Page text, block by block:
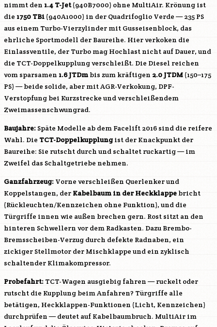
nimmt den 1.4 T-Jet(940B7000) ohne MultiAir. Krönung ist
die 1750 TBi (940A1000) in der Quadrifoglio Verde — 235 PS
aus einem Turbo-Vierzylinder mit Gusseisenblock, das
ehrliche Sportmodell der Baureihe. Hier verkoken die
Einlassventile, der Turbo mag Hochlast nicht auf Dauer, und
die TCT-Doppelkupplung verschleißt. Die Diesel reichen
vom sparsamen 1.6 JTDm bis zum kräftigen 2.0 JTDM (150–175
PS) — beide solide, aber mit AGR-Verkokung, DPF-
Verstopfung bei Kurzstrecke und verschleißendem
Zweimassenschwungrad.
Baujahre: Späte Modelle ab dem Facelift 2016 sind die reifere
Wahl. Die TCT-Doppelkupplung ist der Knackpunkt der
Baureihe: Sie rutscht durch und schaltet ruckartig — im
Zweifel das Schaltgetriebe nehmen.
Ganzfahrzeug: Vorne verschleißen Querlenker und
Koppelstangen, der Kabelbaum in der Heckklappe bricht
(Rückleuchten/Kennzeichen ohne Funktion), und die
Türgriffe innen wie außen brechen gern. Rost sitzt an den
hinteren Schwellern vor dem Radkasten. Dazu Brembo-
Bremsscheiben-Verzug durch defekte Radnaben, ein
zickiger Stellmotor der Mischklappe und ein zyklisch
schaltender Klimakompressor.
Probefahrt: TCT-Wagen ausgiebig fahren — ruckelt oder
rutscht die Kupplung beim Anfahren? Türgriffe alle
betätigen, Heckklappen-Funktionen (Licht, Kennzeichen)
durchprüfen — deutet auf Kabelbaumbruch. MultiAir im